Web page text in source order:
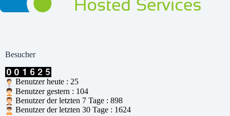
Besucher
Benutzer heute : 25
Benutzer gestern : 104
Benutzer der letzten 7 Tage : 898
Benutzer der letzten 30 Tage : 1624